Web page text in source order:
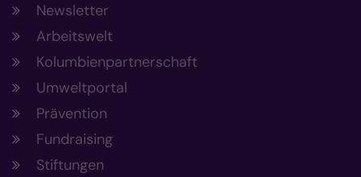
Newsletter
Arbeitswelt
Kolumbienpartnerschaft
Umweltportal
Prävention
Fundraising
Stiftungen